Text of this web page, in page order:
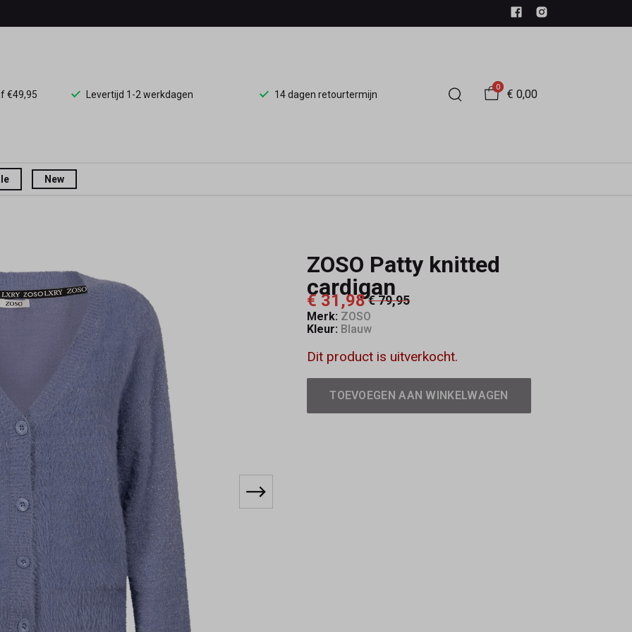
€49,95 Levertijd 1-2 werkdagen 14 dagen retourtermijn
0
€ 0,00
New
ZOSO Patty knitted
cardigan
€ 31,98€ 79,95
Merk: ZOSO
Kleur: Blauw
Dit product is uitverkocht.
TOEVOEGEN AAN WINKELWAGEN